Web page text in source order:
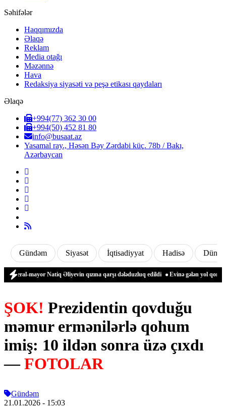
Səhifələr
Haqqımızda
Əlaqə
Reklam
Media otağı
Məzənnə
Hava
Redaksiya siyasəti və peşə etikası qaydaları
Əlaqə
+994(77) 362 30 00
+994(50) 452 81 80
info@busaat.az
Yasamal ray., Həsən Bəy Zərdabi küç. 78b / Bakı,
Azərbaycan
Gündəm Siyasət İqtisadiyyat Hadisə Dünya
mayor Natiq Əliyevin qızına qarşı dələduzluq edildi Evinə gələn yol qonşusu
ŞOK! Prezidentin qovduğu
məmur ermənilərlə qohum
imiş: 10 ildən sonra üzə çıxdı
—FOTOLAR
Gündəm
21.01.2026 - 15:03